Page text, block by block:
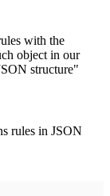
with the
object in our
structure"
rules in JSON